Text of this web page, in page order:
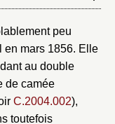
peu
en mars 1856. Elle
au double
de camée
C.2004.002),
toutefois